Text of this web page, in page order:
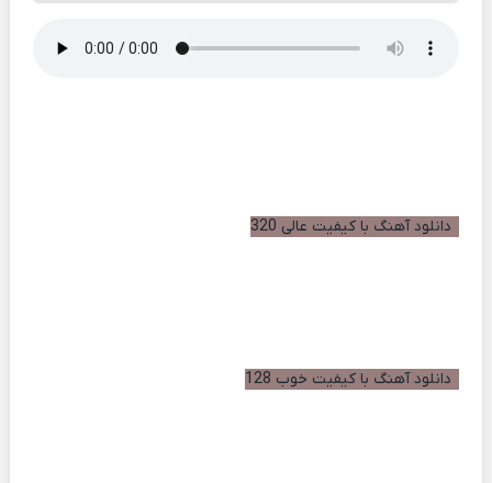
دانلود آهنگ با کیفیت عالی 320
دانلود آهنگ با کیفیت خوب 128